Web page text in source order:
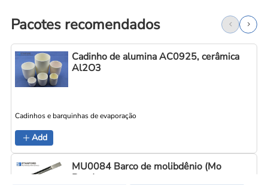
Pacotes recomendados
Cadinho de alumina AC0925, cerâmica
Al2O3
Cadinhos e barquinhas de evaporação
Add
MU0084 Barco de molibdênio (Mo
Boat)